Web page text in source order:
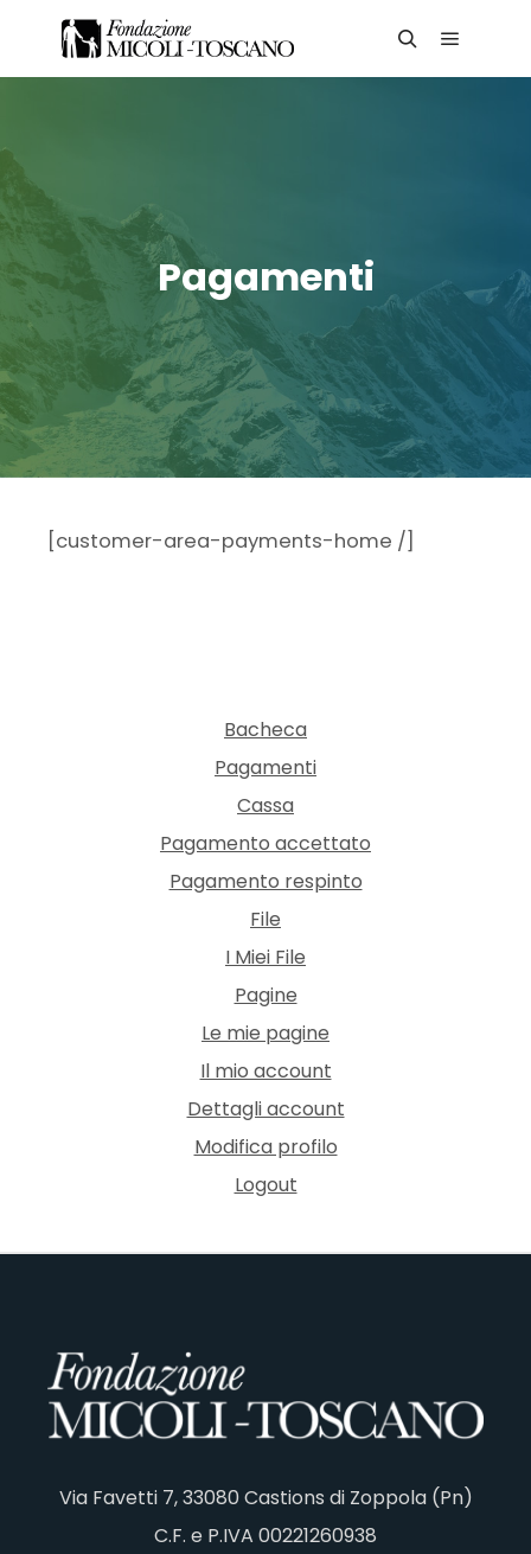
Pagamenti
[customer-area-payments-home /]
Bacheca
Pagamenti
Cassa
Pagamento accettato
Pagamento respinto
File
I Miei File
Pagine
Le mie pagine
Il mio account
Dettagli account
Modifica profilo
Logout
Via Favetti 7, 33080 Castions di Zoppola (Pn)
C.F. e P.IVA 00221260938